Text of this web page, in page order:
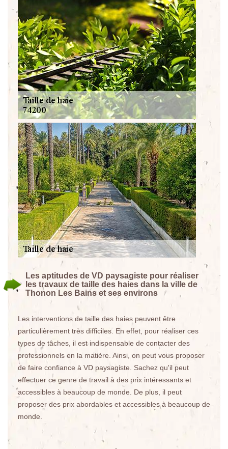
Les aptitudes de VD paysagiste pour réaliser
les travaux de taille des haies dans la ville de
Thonon Les Bains et ses environs
Les interventions de taille des haies peuvent être
particulièrement très difficiles. En effet, pour réaliser ces
types de tâches, il est indispensable de contacter des
professionnels en la matière. Ainsi, on peut vous proposer
de faire confiance à VD paysagiste. Sachez qu'il peut
effectuer ce genre de travail à des prix intéressants et
accessibles à beaucoup de monde. De plus, il peut
proposer des prix abordables et accessibles à beaucoup de
monde.